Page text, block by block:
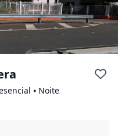
⦁ Noite
ou experimente